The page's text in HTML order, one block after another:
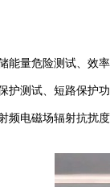
量危险测试、效率
测试、短路保护功
磁场辐射抗扰